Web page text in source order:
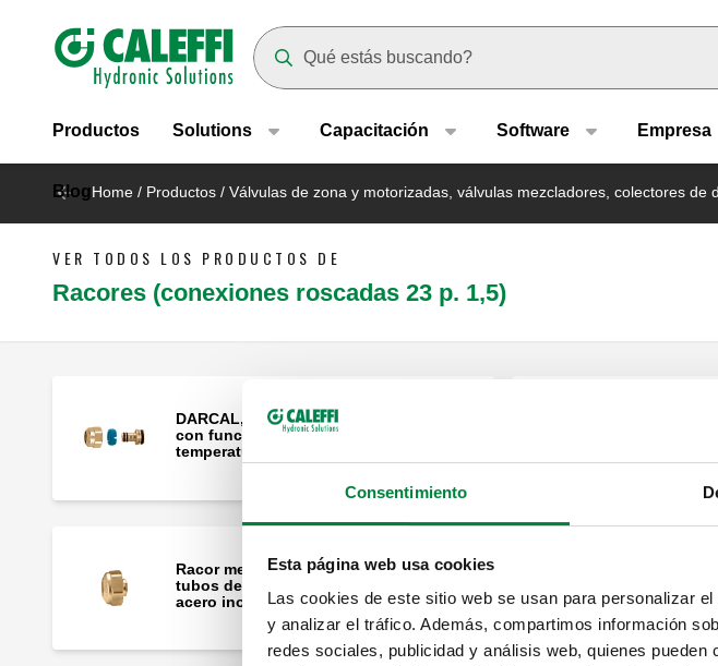
Consentimiento
Esta página web usa cookies
Las cookies de este sitio web se usan para personalizar
y analizar el tráfico. Además, compartimos información
redes sociales, publicidad y análisis web, quienes
Header main navigation
Productos Solutions Capacitación Software Empresa
BlogHome / Productos / Válvulas de zona y motorizadas, válvulas mezcladores, colectores de
VER TODOS LOS PRODUCTOS DE
Racores (conexiones roscadas 23 p. 1,5)
DARCAL, Racor para tubo multicapa
con funcionamiento continuo a alta
temperatura.
Racor mecánico, monobloque, para
tubos de cobre recocido o crudo y
acero inoxidable.
recocido o